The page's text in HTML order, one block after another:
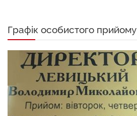
Графік особистого прийому